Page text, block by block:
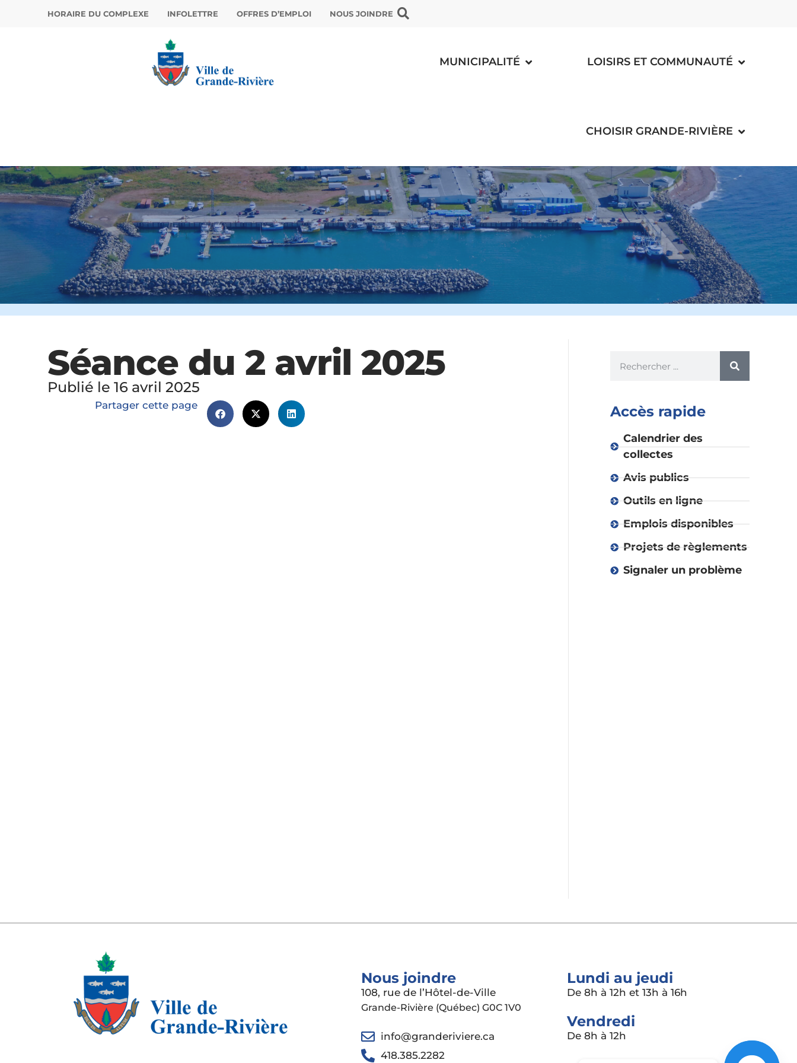
HORAIRE DU COMPLEXE INFOLETTRE OFFRES D’EMPLOI NOUS JOINDRE
MUNICIPALITÉ LOISIRS ET COMMUNAUTÉ
CHOISIR GRANDE-RIVIÈRE
Séance du 2 avril 2025
Publié le 16 avril 2025
Partager cette page Accès rapide
Calendrier des
collectes
Avis publics
Outils en ligne
Emplois disponibles
Projets de règlements
Signaler un problème
Nous joindre
108, rue de l’Hôtel-de-Ville
Grande-Rivière (Québec) G0C 1V0
info@granderiviere.ca
418.385.2282
Lundi au jeudi
De 8h à 12h et 13h à 16h
Vendredi
De 8h à 12h